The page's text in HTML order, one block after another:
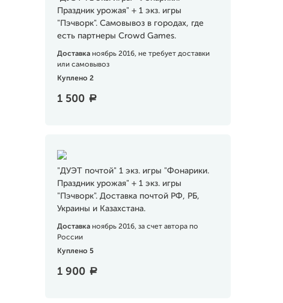
Праздник урожая" + 1 экз. игры
"Пэчворк". Самовывоз в городах, где
есть партнеры Crowd Games.
Доставка ноябрь 2016, не требует доставки
или самовывоз
Куплено 2
1 500 a
"ДУЭТ почтой" 1 экз. игры "Фонарики.
Праздник урожая" + 1 экз. игры
"Пэчворк". Доставка почтой РФ, РБ,
Украины и Казахстана.
Доставка ноябрь 2016, за счет автора по
России
Куплено 5
1 900 a